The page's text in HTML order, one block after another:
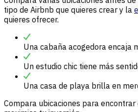
tipo de Airbnb que quieres crear y la
quieres ofrecer.
Una cabaña acogedora encaja
Un estudio chic tiene más
Una casa de playa brilla en
Compara ubicaciones para